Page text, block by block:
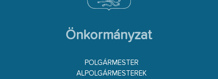
Önkormányzat
POLGÁRMESTER
ALPOLGÁRMESTEREK